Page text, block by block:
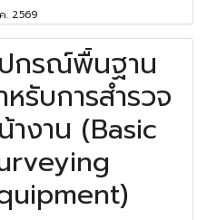
. 2569
กรณ์พื้นฐาน
หรับการสำรวจ
างาน (Basic